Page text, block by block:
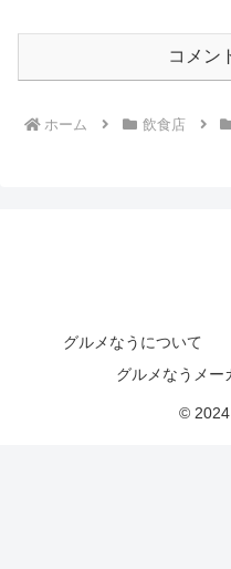
コメン
ホーム 飲食店
グルメなうについて
グルメなうメー
© 2024